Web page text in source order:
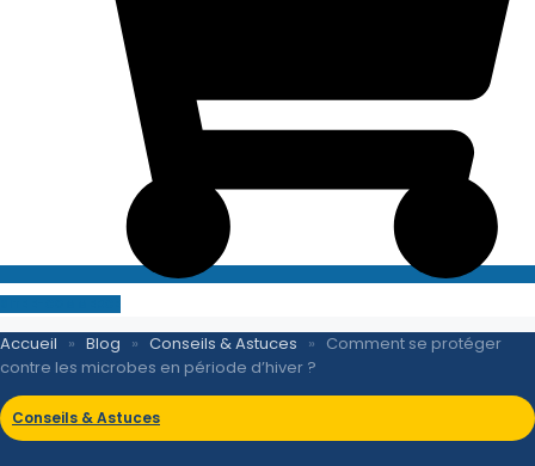
Accueil » Blog » Conseils & Astuces » Comment se protéger
contre les microbes en période d’hiver ?
Conseils & Astuces